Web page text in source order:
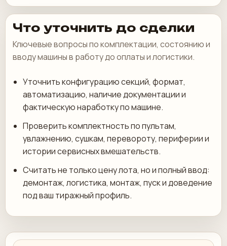
Что уточнить до сделки
Ключевые вопросы по комплектации, состоянию и
вводу машины в работу до оплаты и логистики.
Уточнить конфигурацию секций, формат,
автоматизацию, наличие документации и
фактическую наработку по машине.
Проверить комплектность по пультам,
увлажнению, сушкам, перевороту, периферии и
истории сервисных вмешательств.
Считать не только цену лота, но и полный ввод:
демонтаж, логистика, монтаж, пуск и доведение
под ваш тиражный профиль.